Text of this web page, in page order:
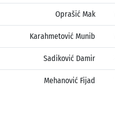
Oprašić Mak
Karahmetović Munib
Sadiković Damir
Mehanović Fijad